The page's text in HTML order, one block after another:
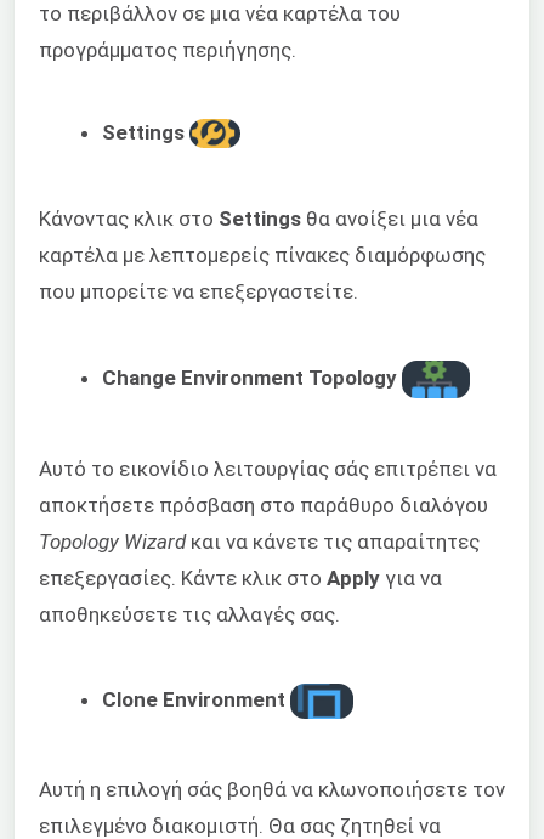
το περιβάλλον σε μια νέα καρτέλα του
προγράμματος περιήγησης.
Settings
Κάνοντας κλικ στο Settings θα ανοίξει μια νέα
καρτέλα με λεπτομερείς πίνακες διαμόρφωσης
που μπορείτε να επεξεργαστείτε.
Change Environment Topology
Αυτό το εικονίδιο λειτουργίας σάς επιτρέπει να
αποκτήσετε πρόσβαση στο παράθυρο διαλόγου
Topology Wizardκαι να κάνετε τις απαραίτητες
επεξεργασίες. Κάντε κλικ στο Apply για να
αποθηκεύσετε τις αλλαγές σας.
Clone Environment
Αυτή η επιλογή σάς βοηθά να κλωνοποιήσετε τον
επιλεγμένο διακομιστή. Θα σας ζητηθεί να